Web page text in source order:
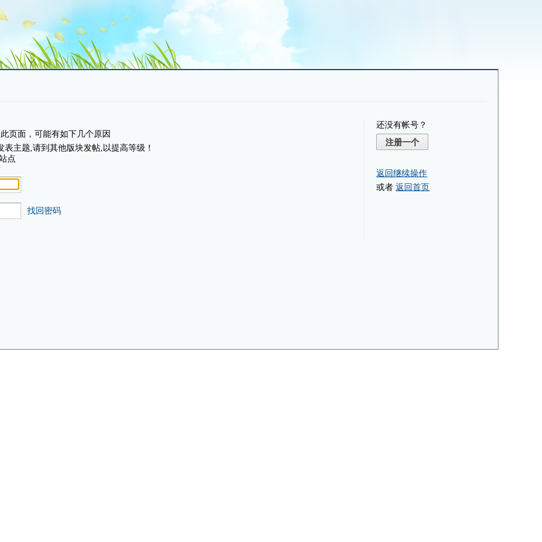
页面，可能有如下几个原因
主题,请到其他版块发帖,以提高等级！
点
找回密码
还没有帐号？
注册一个
返回继续操作
或者返回首页